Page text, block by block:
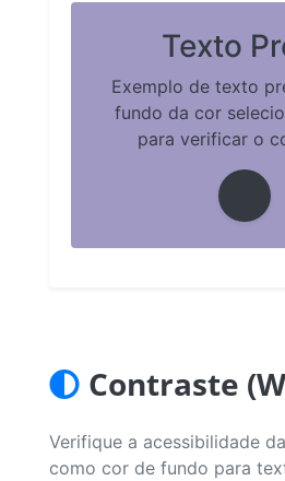
Texto
Exemplo de texto
fundo da cor
para verificar o
Contraste
Verifique a acessibilidade
como cor de fundo para